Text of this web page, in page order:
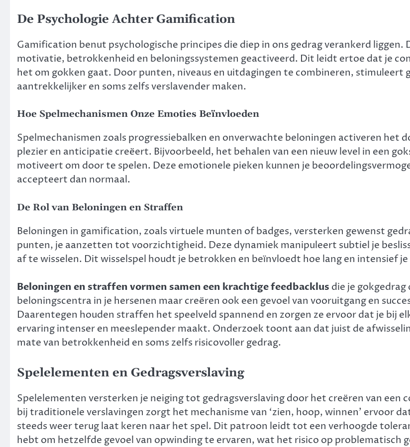
De Psychologie Achter Gamification
Gamification benut psychologische principes die diep in ons gedrag verankerd
motivatie, betrokkenheid en beloningssystemen geactiveerd. Dit leidt ertoe dat je
het om gokken gaat. Door punten, niveaus en uitdagingen te combineren, stimuleert
aantrekkelijker en soms zelfs verslavender maken.
Hoe Spelmechanismen Onze Emoties Beïnvloeden
Spelmechanismen zoals progressiebalken en onverwachte beloningen activeren het
plezier en anticipatie creëert. Bijvoorbeeld, het behalen van een nieuw level in een
motiveert om door te spelen. Deze emotionele pieken kunnen je
accepteert dan normaal.
De Rol van Beloningen en Straffen
Beloningen in gamification, zoals virtuele munten of badges, versterken gewenst
punten, je aanzetten tot voorzichtigheid. Deze dynamiek manipuleert subtiel je
af te wisselen. Dit wisselspel houdt je betrokken en beïnvloedt hoe lang en intensief
Beloningen en straffen vormen samen een krachtige feedbacklus die je
beloningscentra in je hersenen maar creëren ook een gevoel van vooruitgang en
Daarentegen houden straffen het speelveld spannend en zorgen ze ervoor dat je bij
ervaring intenser en meeslepender maakt. Onderzoek toont aan dat juist de
mate van betrokkenheid en soms zelfs risicovoller gedrag.
Spelelementen en Gedragsverslaving
Spelelementen versterken je neiging tot gedragsverslaving door het creëren van
bij traditionele verslavingen zorgt het mechanisme van ‘zien, hoop, winnen’ ervoor
steeds weer terug laat keren naar het spel. Dit patroon leidt tot een verhoogde
hebt om hetzelfde gevoel van opwinding te ervaren, wat het risico op problematisch